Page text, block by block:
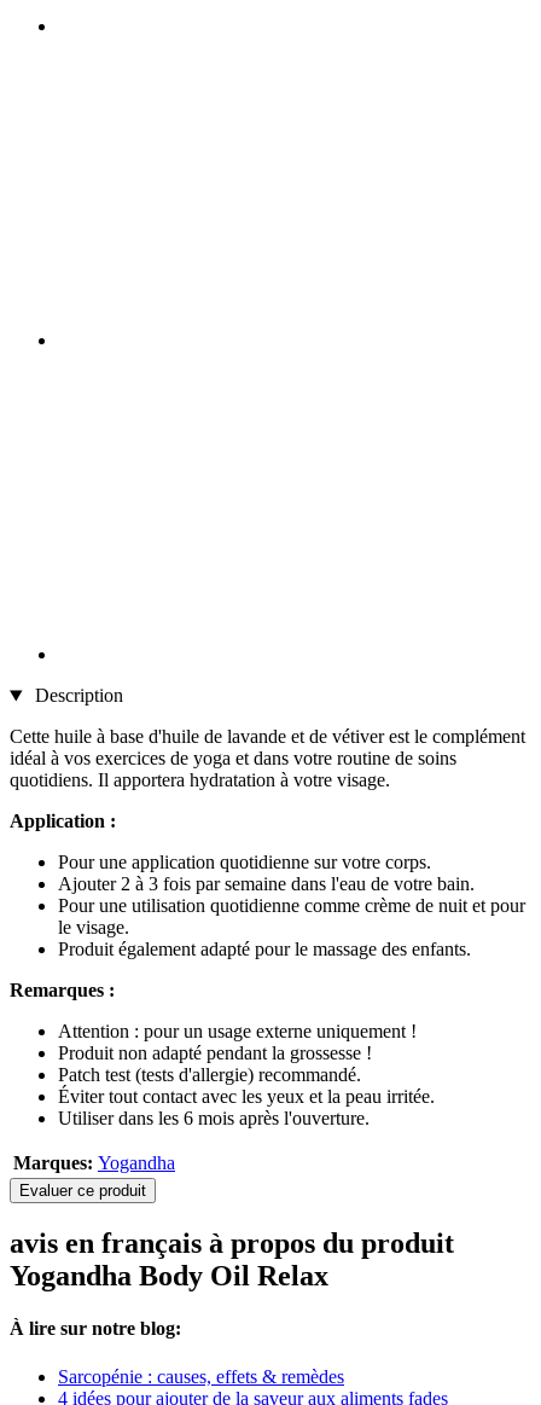
Description
Cette huile à base d'huile de lavande et de vétiver est le complément
idéal à vos exercices de yoga et dans votre routine de soins
quotidiens. Il apportera hydratation à votre visage.
Application :
Pour une application quotidienne sur votre corps.
Ajouter 2 à 3 fois par semaine dans l'eau de votre bain.
Pour une utilisation quotidienne comme crème de nuit et pour
le visage.
Produit également adapté pour le massage des enfants.
Remarques :
Attention : pour un usage externe uniquement !
Produit non adapté pendant la grossesse !
Patch test (tests d'allergie) recommandé.
Éviter tout contact avec les yeux et la peau irritée.
Utiliser dans les 6 mois après l'ouverture.
Marques: Yogandha
Evaluer ce produit
avis en français à propos du produit
Yogandha Body Oil Relax
À lire sur notre blog:
Sarcopénie : causes, effets & remèdes
4 idées pour ajouter de la saveur aux aliments fades